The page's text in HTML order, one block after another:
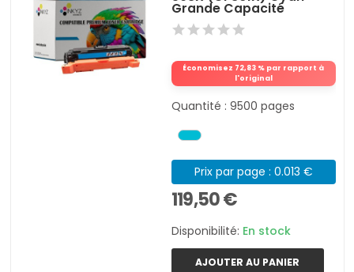
Grande Capacité
Économisez 72,83 % par rapport à
l'original
Quantité : 9500 pages
Prix par page : 0.013 €
119,50 €
Disponibilité: En stock
AJOUTER AU PANIER